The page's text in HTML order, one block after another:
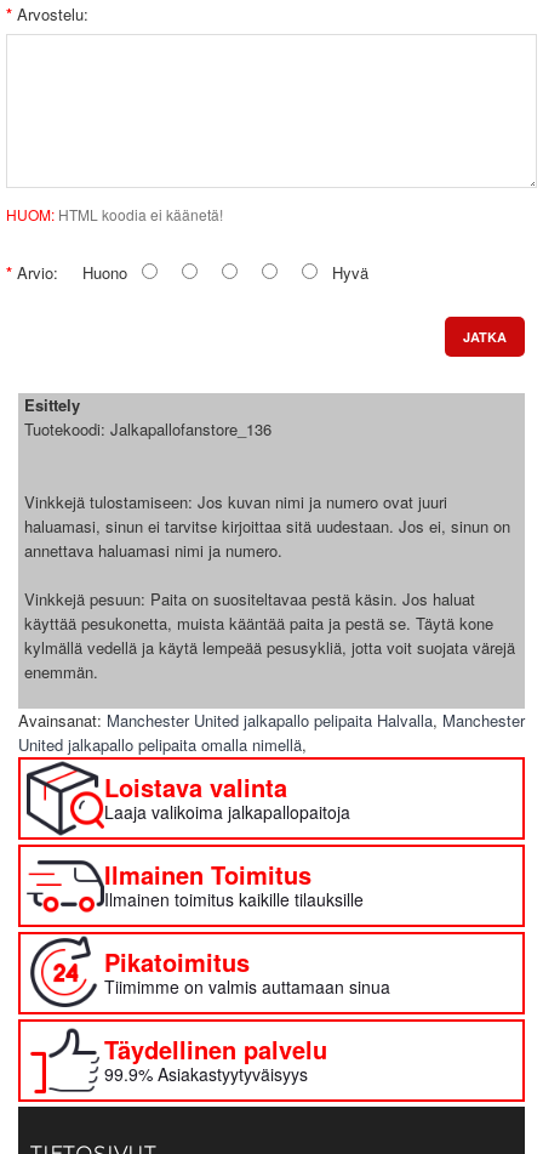
Arvostelu:
HUOM: HTML koodia ei käänetä!
Arvio: Huono Hyvä
JATKA
Esittely
Tuotekoodi: Jalkapallofanstore_136
Vinkkejä tulostamiseen: Jos kuvan nimi ja numero ovat juuri
haluamasi, sinun ei tarvitse kirjoittaa sitä uudestaan. Jos ei, sinun on
annettava haluamasi nimi ja numero.
Vinkkejä pesuun: Paita on suositeltavaa pestä käsin. Jos haluat
käyttää pesukonetta, muista kääntää paita ja pestä se. Täytä kone
kylmällä vedellä ja käytä lempeää pesusykliä, jotta voit suojata värejä
enemmän.
Avainsanat: Manchester United jalkapallo pelipaita Halvalla, Manchester
United jalkapallo pelipaita omalla nimellä,
Loistava valinta
Laaja valikoima jalkapallopaitoja
Ilmainen Toimitus
Ilmainen toimitus kaikille tilauksille
Pikatoimitus
Tiimimme on valmis auttamaan sinua
Täydellinen palvelu
99.9% Asiakastyytyväisyys